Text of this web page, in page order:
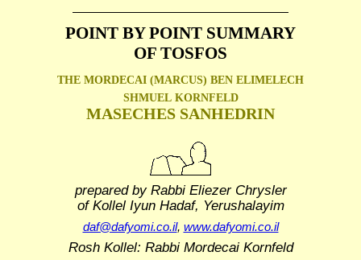
POINT BY POINT SUMMARY
OF TOSFOS
THE MORDECAI (MARCUS) BEN ELIMELECH
SHMUEL KORNFELD
MASECHES SANHEDRIN
prepared by Rabbi Eliezer Chrysler
of Kollel Iyun Hadaf, Yerushalayim
daf@dafyomi.co.il, www.dafyomi.co.il
Rosh Kollel: Rabbi Mordecai Kornfeld